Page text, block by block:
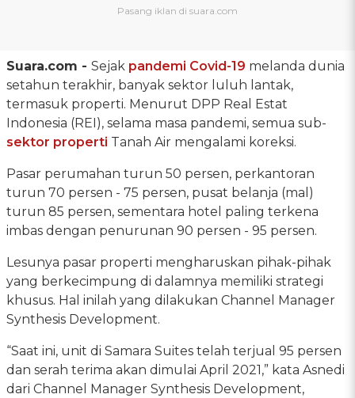
Suara.com - Sejak pandemi Covid-19 melanda dunia
setahun terakhir, banyak sektor luluh lantak,
termasuk properti. Menurut DPP Real Estat
Indonesia (REI), selama masa pandemi, semua sub-
sektor properti Tanah Air mengalami koreksi.
Pasar perumahan turun 50 persen, perkantoran
turun 70 persen - 75 persen, pusat belanja (mal)
turun 85 persen, sementara hotel paling terkena
imbas dengan penurunan 90 persen - 95 persen.
Lesunya pasar properti mengharuskan pihak-pihak
yang berkecimpung di dalamnya memiliki strategi
khusus. Hal inilah yang dilakukan Channel Manager
Synthesis Development.
“Saat ini, unit di Samara Suites telah terjual 95 persen
dan serah terima akan dimulai April 2021,” kata Asnedi
dari Channel Manager Synthesis Development,